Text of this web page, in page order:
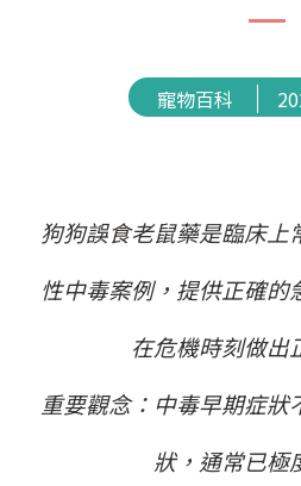
寵物百科
狗狗誤食老鼠藥是臨床上
性中毒案例，提供正確的
在危機時刻做出
重要觀念：中毒早期症狀
狀，通常已極